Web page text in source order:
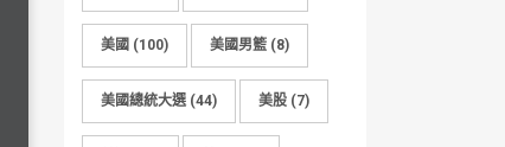
美國 (100) 美國男籃 (8)
美國總統大選(44) 美股 (7)